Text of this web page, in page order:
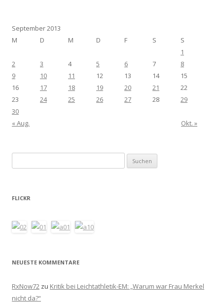
September 2013
M
D M D F S
S
1
2
3 4 5 6 7
8
9
10 11 12 13 14
15
16
17 18 19 20 21
22
23
24 25 26 27 28
29
30
« Aug.
Okt. »
nach:
FLICKR
NEUESTE KOMMENTARE
RxNow72 zu Kritik bei Leichtathletik-EM: „Warum war Frau Merkel
nicht da?“